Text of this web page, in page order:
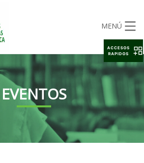
MENÚ
EVENTOS
ACCESOS
RAPIDOS